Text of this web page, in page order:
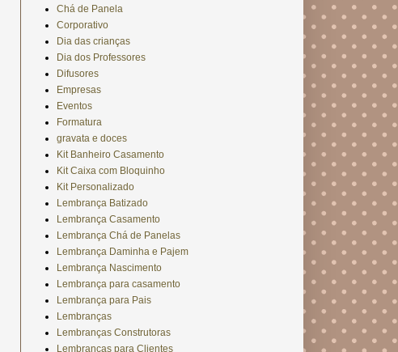
Chá de Panela
Corporativo
Dia das crianças
Dia dos Professores
Difusores
Empresas
Eventos
Formatura
gravata e doces
Kit Banheiro Casamento
Kit Caixa com Bloquinho
Kit Personalizado
Lembrança Batizado
Lembrança Casamento
Lembrança Chá de Panelas
Lembrança Daminha e Pajem
Lembrança Nascimento
Lembrança para casamento
Lembrança para Pais
Lembranças
Lembranças Construtoras
Lembranças para Clientes